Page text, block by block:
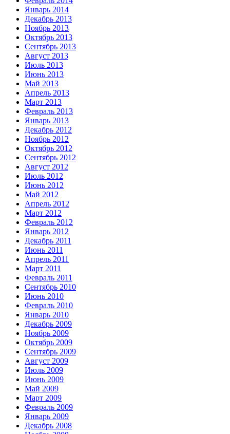
Январь 2014
Декабрь 2013
Ноябрь 2013
Октябрь 2013
Сентябрь 2013
Август 2013
Июль 2013
Июнь 2013
Май 2013
Апрель 2013
Март 2013
Февраль 2013
Январь 2013
Декабрь 2012
Ноябрь 2012
Октябрь 2012
Сентябрь 2012
Август 2012
Июль 2012
Июнь 2012
Май 2012
Апрель 2012
Март 2012
Февраль 2012
Январь 2012
Декабрь 2011
Июнь 2011
Апрель 2011
Март 2011
Февраль 2011
Сентябрь 2010
Июнь 2010
Февраль 2010
Январь 2010
Декабрь 2009
Ноябрь 2009
Октябрь 2009
Сентябрь 2009
Август 2009
Июль 2009
Июнь 2009
Май 2009
Март 2009
Февраль 2009
Январь 2009
Декабрь 2008